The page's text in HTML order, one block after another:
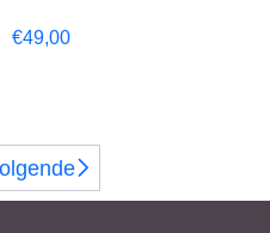
€49,00